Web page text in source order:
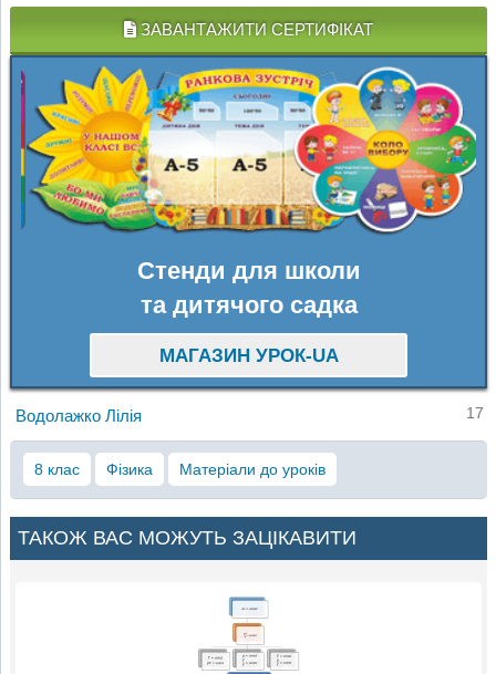
ЗАВАНТАЖИТИ СЕРТИФІКАТ
Стенди для школи
та дитячого садка
МАГАЗИН УРОК-UA
Водолажко Лілія 17
8 клас Фізика Матеріали до уроків
ТАКОЖ ВАС МОЖУТЬ ЗАЦІКАВИТИ